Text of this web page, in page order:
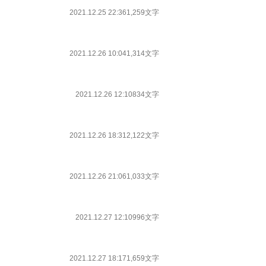
2021.12.25 22:361,259文字
2021.12.26 10:041,314文字
2021.12.26 12:10834文字
2021.12.26 18:312,122文字
2021.12.26 21:061,033文字
2021.12.27 12:10996文字
2021.12.27 18:171,659文字